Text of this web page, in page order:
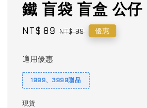
鐵 盲袋 盲盒 公仔
Sale
NT$ 89 Regular
NT$ 99 優惠
適用優惠
1999、3999贈品
現貨